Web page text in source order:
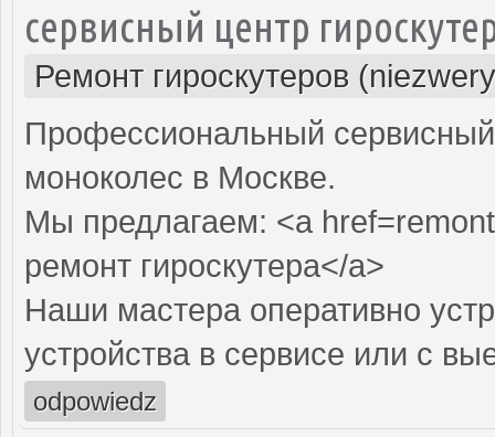
сервисный центр
Ремонт гироскутеров
Профессиональный сервисный
моноколес в Москве.
Мы предлагаем: <a
ремонт гироскутера</a>
Наши мастера оперативно
устройства в сервисе или с
odpowiedz